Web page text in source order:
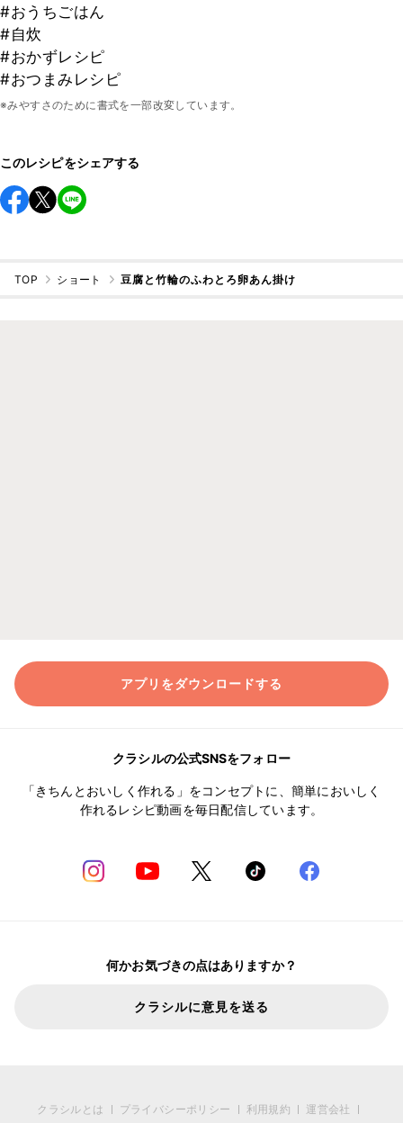
#おうちごはん
#自炊
#おかずレシピ
#おつまみレシピ
※みやすさのために書式を一部改変しています。
このレシピをシェアする
TOP ショート 豆腐と竹輪のふわとろ卵あん掛け
アプリをダウンロードする
クラシルの公式SNSをフォロー
「きちんとおいしく作れる」をコンセプトに、簡単においしく
作れるレシピ動画を毎日配信しています。
何かお気づきの点はありますか？
クラシルに意見を送る
クラシルとは プライバシーポリシー 利用規約 運営会社